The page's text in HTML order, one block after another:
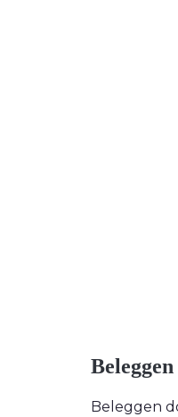
Beleggen